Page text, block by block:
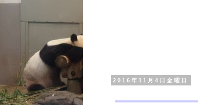
2016年11月4日金曜日